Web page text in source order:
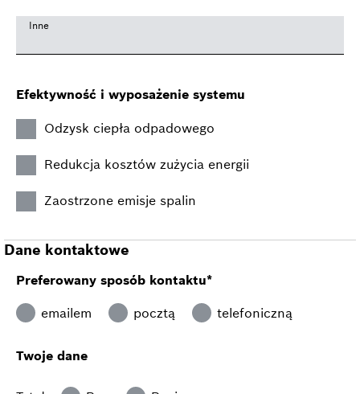
Inne
Efektywność i wyposażenie systemu
Odzysk ciepła odpadowego
Redukcja kosztów zużycia energii
Zaostrzone emisje spalin
Dane kontaktowe
Preferowany sposób kontaktu*
emailem pocztą telefoniczną
Twoje dane